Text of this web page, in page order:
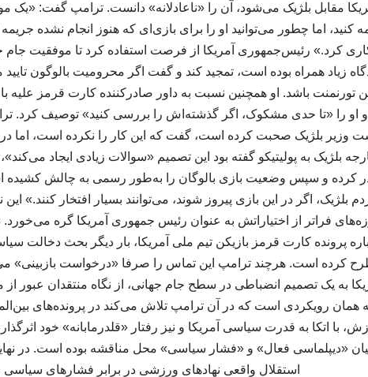
مقابل بلژیک می‌شود، آن را «ناعادلانه» دانست. ترامپ گفت:
کنید، اما چطور می‌توانید او را برای بازی‌ای که هنوز انجام نشده
کرد.» رئیس‌جمهوری آمریکا از فرصت استفاده کرد تا موفقیت جام
زیاد همراه بوده است، تمجید کند و گفت اگر محرومیت بالوگون
تورنمنت باشد. او همچنین نسبت به داور صادرکننده کارت قرمز علیه
او را «تا حدی مشکوک، اگر گذشته‌اش را بررسی کنید» توصیف کرد.
وزیر بلژیک صحبت کرده است، گفت که این کار را نکرده است، اما در
بلژیک به پولیتیکو گفته بود این تصمیم «سوالات زیادی ایجاد
کرده و سپس وضعیت بازی بالوگان را به‌طور رسمی به چالش کشیده
بلژیک، اگر در این بازی پیروز شوند، می‌توانند بسیار افتخار کنند.»
فراتر از اختیاراتش به عنوان رئیس جمهوری آمریکا گره
پرونده کارت قرمز بازیکن تیم ملی آمریکا، بار دیگر بحث دخالت
کرده است. هرچند ترامپ این تماس را صرفا «درخواست بازبینی»
به یک تصمیم انضباطی در سطح جام جهانی، از نگاه منتقدان عبور
همان رویکردی است که در آن ترامپ تلاش می‌کند در پرونده‌های
با اتکا به قدرت سیاسی آمریکا و نیز رفتار «قلدرمابانه» خود
«دیپلماسی فعال» و «فشار سیاسی» محل مناقشه بوده است. در
استقلال واقعی نهادهای ورزشی در برابر فشارهای سیاسی را